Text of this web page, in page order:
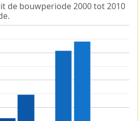
de bouwperiode 2000 tot 2010